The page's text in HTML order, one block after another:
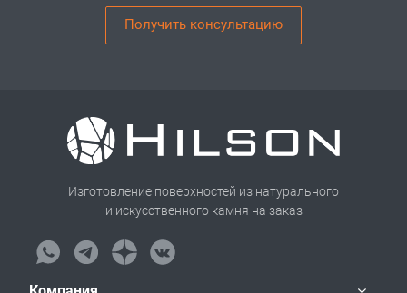
Получить консультацию
Изготовление поверхностей из натурального
и искусственного камня на заказ